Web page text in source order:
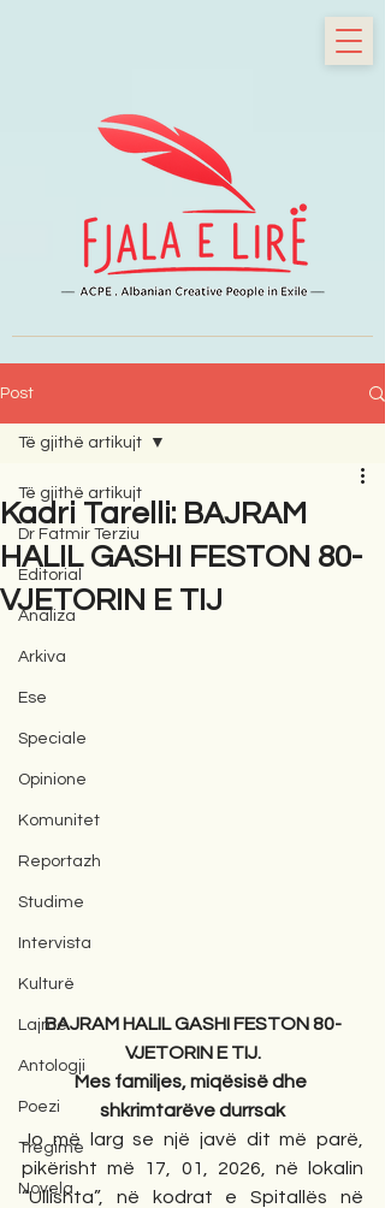
Post
Të gjithë artikujt
Dr Fatmir Terziu
Editorial
Analiza
Arkiva
Ese
Speciale
Opinione
Komunitet
Reportazh
Studime
Intervista
Kulturë
Lajme
Antologji
Poezi
Tregime
Novela
Të gjithë artikujt
Kadri Tarelli: BAJRAM
HALIL GASHI FESTON 80-
VJETORIN E TIJ
BAJRAM HALIL GASHI FESTON 80-
VJETORIN E TIJ.
Mes familjes, miqësisë dhe
shkrimtarëve durrsak
Jo më larg se një javë dit më parë,
pikërisht më 17, 01, 2026, në lokalin
“Ullishta”, në kodrat e Spitallës në